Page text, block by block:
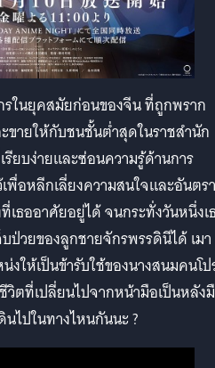
กรในยุคสมัยก่อนของจีน ที่ถูกพราก
ขายให้กับชนชั้นต่ำสุดในราชสำนัก
ยบง่ายและซ่อนความรู้ด้านการ
พื่อหลีกเลี่ยงความสนใจและอันตร
เธออาศัยอยู่ได้ จนกระทั่งวันหนึ่งเ
ป่วยของลูกชายจักรพรรดินีได้ เมา
งให้เป็นข้ารับใช้ของนางสนมคนโ
วิตที่เปลี่ยนไปจากหน้ามือเป็นหลัง
นไปในทางไหนกันนะ ?